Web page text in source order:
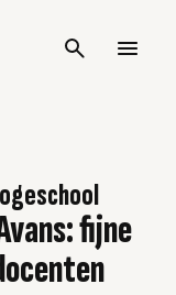
fijne